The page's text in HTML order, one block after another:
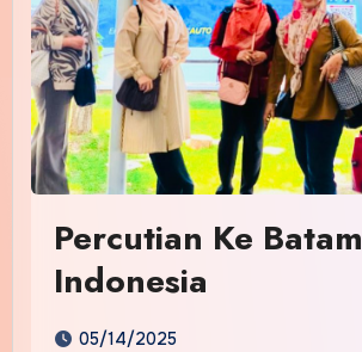
Percutian Ke Batam
Indonesia
05/14/2025